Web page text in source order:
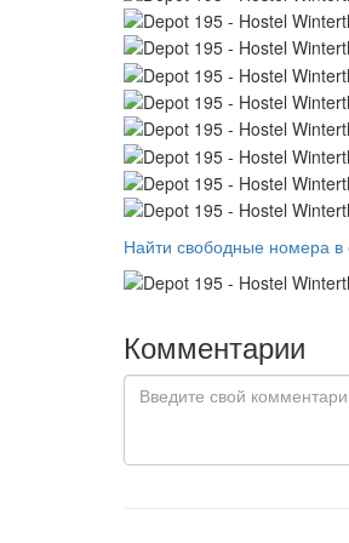
Найти свободные номера в
Комментарии